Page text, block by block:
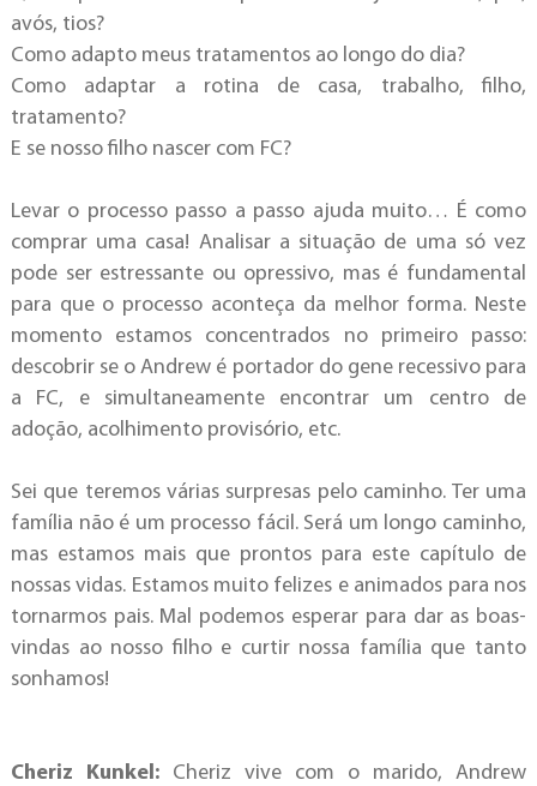
avós, tios?
Como adapto meus tratamentos ao longo do dia?
Como adaptar a rotina de casa, trabalho, filho,
tratamento?
E se nosso filho nascer com FC?
Levar o processo passo a passo ajuda muito… É como
comprar uma casa! Analisar a situação de uma só vez
pode ser estressante ou opressivo, mas é fundamental
para que o processo aconteça da melhor forma. Neste
momento estamos concentrados no primeiro passo:
descobrir se o Andrew é portador do gene recessivo para
a FC, e simultaneamente encontrar um centro de
adoção, acolhimento provisório, etc.
Sei que teremos várias surpresas pelo caminho. Ter uma
família não é um processo fácil. Será um longo caminho,
mas estamos mais que prontos para este capítulo de
nossas vidas. Estamos muito felizes e animados para nos
tornarmos pais. Mal podemos esperar para dar as boas-
vindas ao nosso filho e curtir nossa família que tanto
sonhamos!
Cheriz Kunkel: Cheriz vive com o marido, Andrew